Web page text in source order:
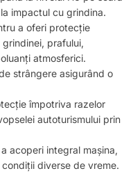
impactul cu grindina.
a oferi protecție
prafului,
atmosferici.
strângere asigurând o
împotriva razelor
autoturismului prin
acoperi integral mașina,
diverse de vreme.